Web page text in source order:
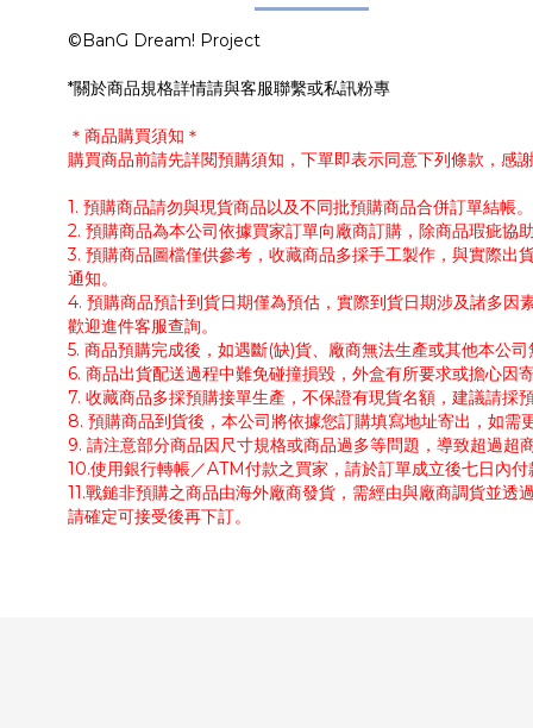
©BanG Dream! Project
*關於商品規格詳情請與客服聯繫或私訊粉專
＊商品購買須知＊
購買商品前請先詳閱預購須知，下單即表示同意下列條款，感
1. 預購商品請勿與現貨商品以及不同批預購商品合併訂單結帳
2. 預購商品為本公司依據買家訂單向廠商訂購，除商品瑕疵
3. 預購商品圖檔僅供參考，收藏商品多採手工製作，與實際
通知。
4. 預購商品預計到貨日期僅為預估，實際到貨日期涉及諸多
歡迎進件客服查詢。
5. 商品預購完成後，如遇斷(缺)貨、廠商無法生產或其他本公
6. 商品出貨配送過程中難免碰撞損毀，外盒有所要求或擔心因
7. 收藏商品多採預購接單生產，不保證有現貨名額，建議請採
8. 預購商品到貨後，本公司將依據您訂購填寫地址寄出，如需
9. 請注意部分商品因尺寸規格或商品過多等問題，導致超過
10.使用銀行轉帳／ATM付款之買家，請於訂單成立後七日內
11.戰鎚非預購之商品由海外廠商發貨，需經由與廠商調貨並
請確定可接受後再下訂。